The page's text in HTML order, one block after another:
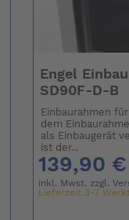
Engel
SD90F-D-B
Einbaurahmen
dem
als Einbaugerät
ist der...
139,90 €
inkl. Mwst. zzgl.
Lieferzeit 3-7